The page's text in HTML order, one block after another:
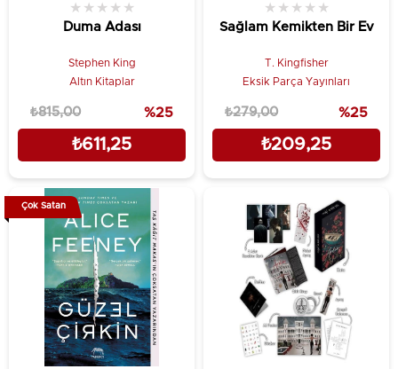
Duma Adası
★ ★ ★ ★ ★
Stephen King
Altın Kitaplar
₺611,25
₺815,00 %25
Sağlam Kemikten Bir Ev
★ ★ ★ ★ ★
T. Kingfisher
Eksik Parça Yayınları
₺209,25
₺279,00 %25
Çok Satan